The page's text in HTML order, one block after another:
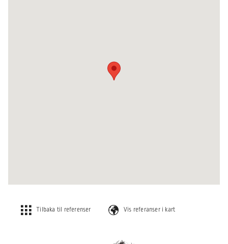
Tilbaka til referenser Vis referanser i kart